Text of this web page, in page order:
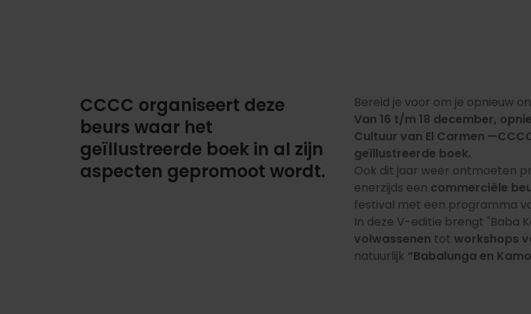
CCCC organiseert deze
beurs waar het
geïllustreerde boek in al zijn
aspecten gepromoot wordt.
Bereid je voor om je opnieuw
Van 16 t/m 18 december,
Cultuur van El Carmen
geïllustreerde boek.
Ook dit jaar weer ontmoeten
enerzijds een commerciële
festival met een programma
In deze V-editie brengt "Baba
volwassenen tot workshops
natuurlijk “Babalunga en